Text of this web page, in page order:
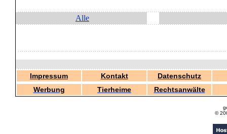
Alle
Impressum Kontakt
Datenschutz
Werbung
Tierheime Rechtsanwälte
©